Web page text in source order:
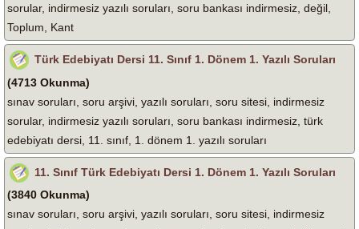
sorular, indirmesiz yazılı soruları, soru bankası indirmesiz, değil,
Toplum, Kant
Türk Edebiyatı Dersi 11. Sınıf 1. Dönem 1. Yazılı Soruları
(4713 Okunma)
sınav soruları, soru arşivi, yazılı soruları, soru sitesi, indirmesiz
sorular, indirmesiz yazılı soruları, soru bankası indirmesiz, türk
edebiyatı dersi, 11. sınıf, 1. dönem 1. yazılı soruları
11. Sınıf Türk Edebiyatı Dersi 1. Dönem 1. Yazılı Soruları
(3840 Okunma)
sınav soruları, soru arşivi, yazılı soruları, soru sitesi, indirmesiz